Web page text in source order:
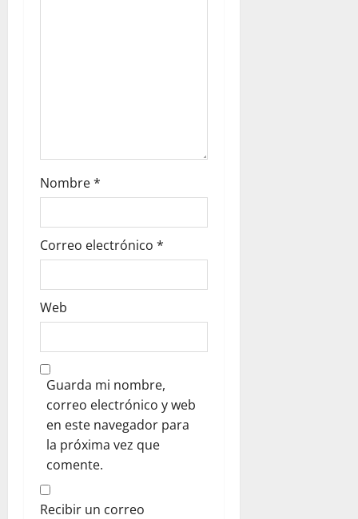
d
s
Nombre*
Correo electrónico *
Web
Guarda mi nombre,
correo electrónico y web
en este navegador para
la próxima vez que
comente.
Recibir un correo